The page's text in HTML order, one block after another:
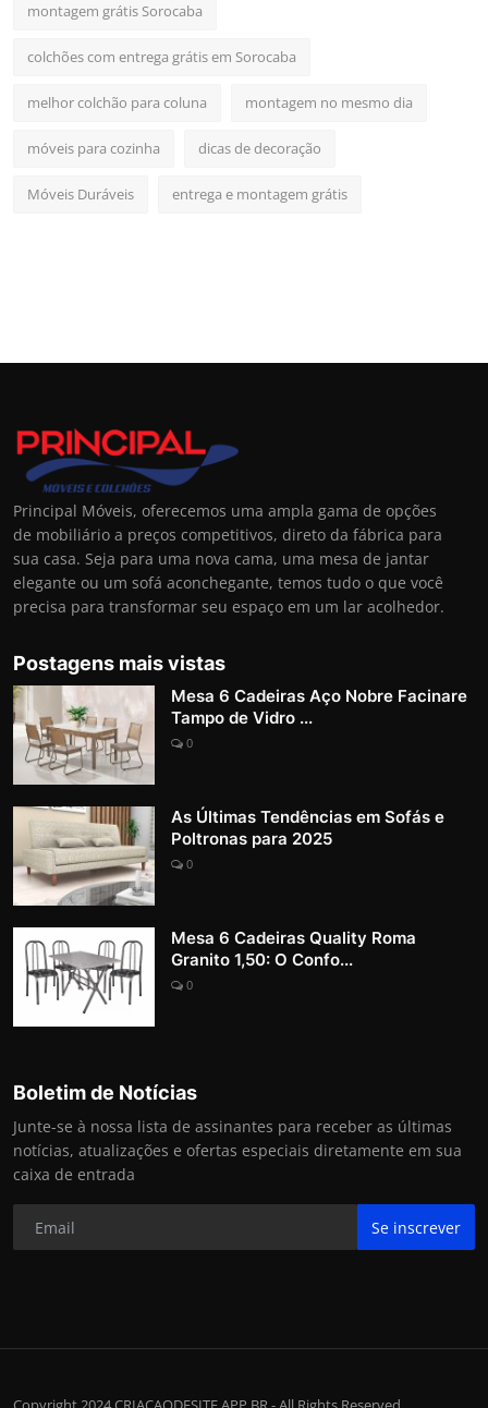
montagem grátis Sorocaba
colchões com entrega grátis em Sorocaba
melhor colchão para coluna montagem no mesmo dia
móveis para cozinha dicas de decoração
Móveis Duráveis entrega e montagem grátis
Principal Móveis, oferecemos uma ampla gama de opções
de mobiliário a preços competitivos, direto da fábrica para
sua casa. Seja para uma nova cama, uma mesa de jantar
elegante ou um sofá aconchegante, temos tudo o que você
precisa para transformar seu espaço em um lar acolhedor.
Postagens mais vistas
Mesa 6 Cadeiras Aço Nobre Facinare
Tampo de Vidro ...
0
As Últimas Tendências em Sofás e
Poltronas para 2025
0
Mesa 6 Cadeiras Quality Roma
Granito 1,50: O Confo...
0
Boletim de Notícias
Junte-se à nossa lista de assinantes para receber as últimas
notícias, atualizações e ofertas especiais diretamente em sua
caixa de entrada
Se inscrever